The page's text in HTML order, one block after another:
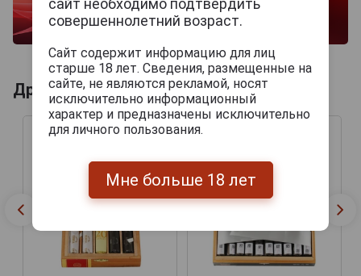
Другие продукты бренда EIROA
совершеннолетний возраст.
Сайт содержит информацию для лиц
старше 18 лет. Сведения, размещенные на
сайте, не являются рекламой, носят
исключительно информационный
характер и предназначены исключительно
для личного пользования.
Мне больше 18 лет